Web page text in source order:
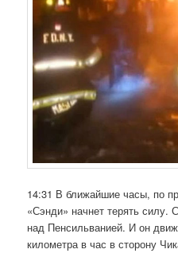
14:31 В ближайшие часы, по
«Сэнди» начнет терять силу.
над Пенсильванией. И он
километра в час в сторону